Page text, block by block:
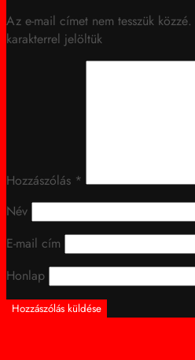
Az e-mail címet nem tesszük közzé.
karakterrel jelöltük
Hozzászólás *
Név
E-mail cím
Honlap